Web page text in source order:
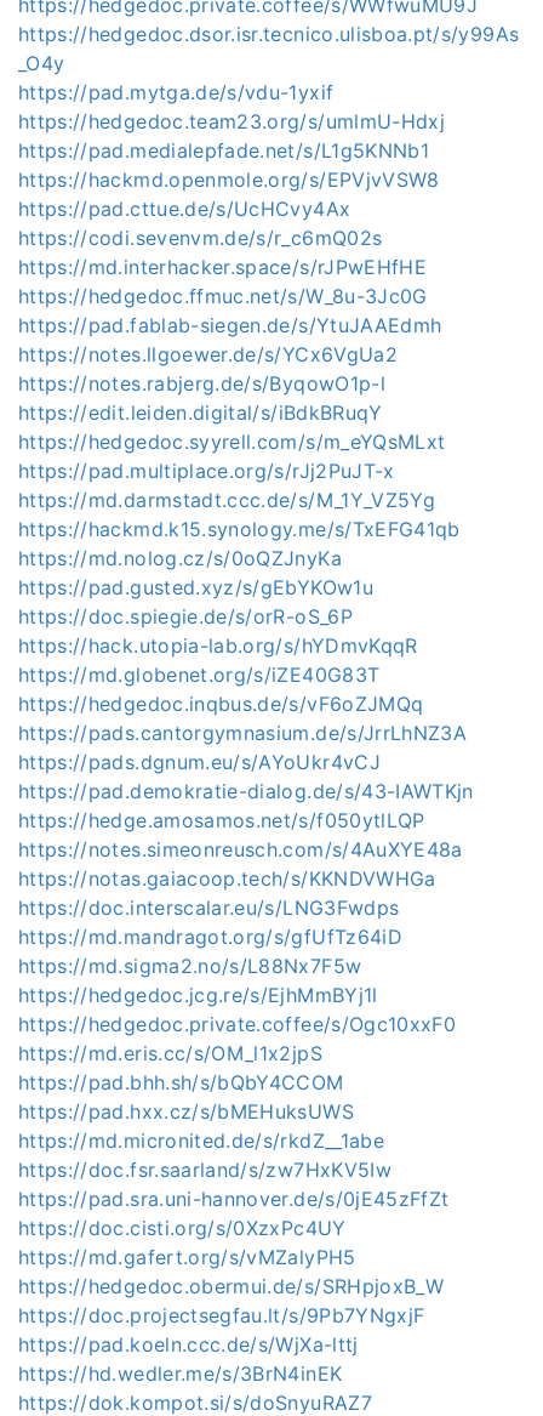
https://hedgedoc.dsor.isr.tecnico.ulisboa.pt/s/y99As
_O4y
https://pad.mytga.de/s/vdu-1yxif
https://hedgedoc.team23.org/s/umlmU-Hdxj
https://pad.medialepfade.net/s/L1g5KNNb1
https://hackmd.openmole.org/s/EPVjvVSW8
https://pad.cttue.de/s/UcHCvy4Ax
https://codi.sevenvm.de/s/r_c6mQ02s
https://md.interhacker.space/s/rJPwEHfHE
https://hedgedoc.ffmuc.net/s/W_8u-3Jc0G
https://pad.fablab-siegen.de/s/YtuJAAEdmh
https://notes.llgoewer.de/s/YCx6VgUa2
https://notes.rabjerg.de/s/ByqowO1p-l
https://edit.leiden.digital/s/iBdkBRuqY
https://hedgedoc.syyrell.com/s/m_eYQsMLxt
https://pad.multiplace.org/s/rJj2PuJT-x
https://md.darmstadt.ccc.de/s/M_1Y_VZ5Yg
https://hackmd.k15.synology.me/s/TxEFG41qb
https://md.nolog.cz/s/0oQZJnyKa
https://pad.gusted.xyz/s/gEbYKOw1u
https://doc.spiegie.de/s/orR-oS_6P
https://hack.utopia-lab.org/s/hYDmvKqqR
https://md.globenet.org/s/iZE40G83T
https://hedgedoc.inqbus.de/s/vF6oZJMQq
https://pads.cantorgymnasium.de/s/JrrLhNZ3A
https://pads.dgnum.eu/s/AYoUkr4vCJ
https://pad.demokratie-dialog.de/s/43-IAWTKjn
https://hedge.amosamos.net/s/f050ytlLQP
https://notes.simeonreusch.com/s/4AuXYE48a
https://notas.gaiacoop.tech/s/KKNDVWHGa
https://doc.interscalar.eu/s/LNG3Fwdps
https://md.mandragot.org/s/gfUfTz64iD
https://md.sigma2.no/s/L88Nx7F5w
https://hedgedoc.jcg.re/s/EjhMmBYj1l
https://hedgedoc.private.coffee/s/Ogc10xxF0
https://md.eris.cc/s/OM_l1x2jpS
https://pad.bhh.sh/s/bQbY4CCOM
https://pad.hxx.cz/s/bMEHuksUWS
https://md.micronited.de/s/rkdZ__1abe
https://doc.fsr.saarland/s/zw7HxKV5Iw
https://pad.sra.uni-hannover.de/s/0jE45zFfZt
https://doc.cisti.org/s/0XzxPc4UY
https://md.gafert.org/s/vMZalyPH5
https://hedgedoc.obermui.de/s/SRHpjoxB_W
https://doc.projectsegfau.lt/s/9Pb7YNgxjF
https://pad.koeln.ccc.de/s/WjXa-lttj
https://hd.wedler.me/s/3BrN4inEK
https://dok.kompot.si/s/doSnyuRAZ7